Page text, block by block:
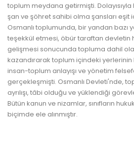
toplum meydana getirmişti. Dolayısıyla
şan ve şöhret sahibi olma şansları eşit
Osmanlı toplumunda, bir yandan bazı
teşekkül etmesi, öbür taraftan devletin
gelişmesi sonucunda topluma dahil
kazandırarak toplum içindeki yerlerinin
insan-toplum anlayışı ve yönetim
gerçekleşmişti. Osmanlı Devleti'nde,
ayrılışı, tâbi olduğu ve yüklendiği
Bütün kanun ve nizamlar, sınıfların
biçimde ele alınmıştır.